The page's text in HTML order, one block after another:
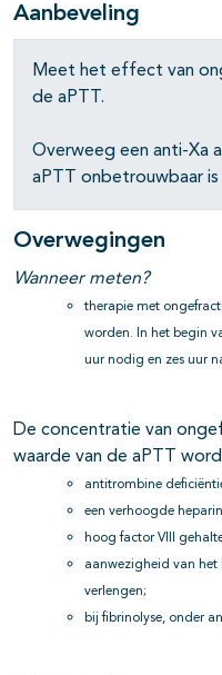
open- en
open- en
Aanbeveling
Meet het effect van
de aPTT.
Overweeg een anti-Xa
aPTT onbetrouwbaar is
Overwegingen
Wanneer meten?
therapie met
worden. In het begin
uur nodig en zes uur
De concentratie van
waarde van de aPTT
antitrombine
een verhoogde
hoog factor VIII
aanwezigheid van het
verlengen;
bij fibrinolyse, onder